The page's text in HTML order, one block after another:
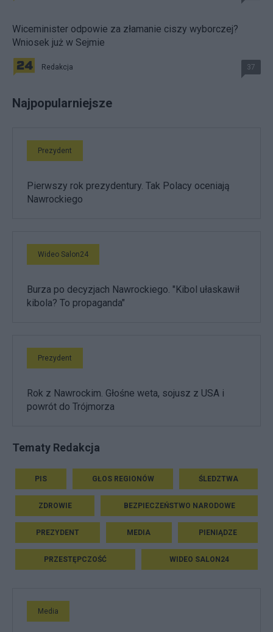
Wiceminister odpowie za złamanie ciszy wyborczej?
Wniosek już w Sejmie
Redakcja 37
Najpopularniejsze
Prezydent
Pierwszy rok prezydentury. Tak Polacy oceniają
Nawrockiego
Wideo Salon24
Burza po decyzjach Nawrockiego. "Kibol ułaskawił
kibola? To propaganda"
Prezydent
Rok z Nawrockim. Głośne weta, sojusz z USA i
powrót do Trójmorza
Tematy Redakcja
PIS GŁOS REGIONÓW ŚLEDZTWA
ZDROWIE BEZPIECZEŃSTWO NARODOWE
PREZYDENT MEDIA PIENIĄDZE
PRZESTĘPCZOŚĆ WIDEO SALON24
Media